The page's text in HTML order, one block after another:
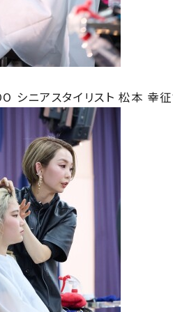
シニアスタイリスト 松本 幸征